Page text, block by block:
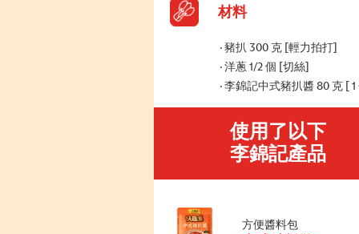
材料
豬扒 300 克 [輕力拍打]
洋蔥 1/2 個 [切絲]
李錦記中式豬扒醬 80 克 [ 1
使用了以下
李錦記產品
方便醬料包